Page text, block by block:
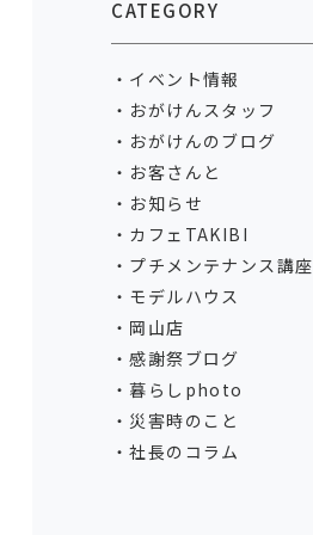
CATEGORY
イベント情報
おがけんスタッフ
おがけんのブログ
お客さんと
お知らせ
カフェTAKIBI
プチメンテナンス講座
モデルハウス
岡山店
感謝祭ブログ
暮らしphoto
災害時のこと
社長のコラム